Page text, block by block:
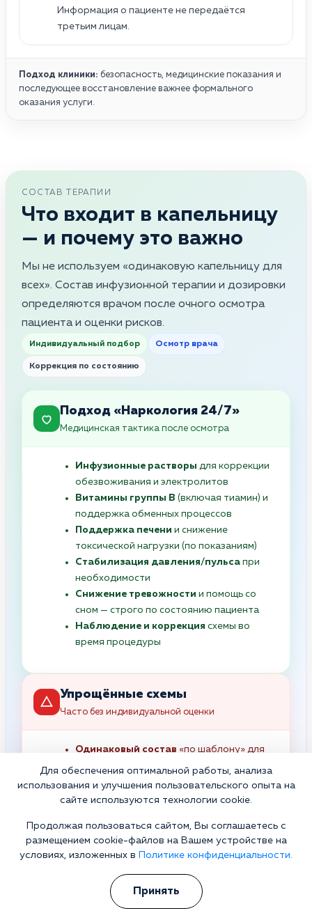
Информация о пациенте не передаётся
третьим лицам.
Подход клиники: безопасность, медицинские показания и
последующее восстановление важнее формального
оказания услуги.
СОСТАВ ТЕРАПИИ
Что входит в капельницу
— и почему это важно
Мы не используем «одинаковую капельницу для
всех». Состав инфузионной терапии и дозировки
определяются врачом после очного осмотра
пациента и оценки рисков.
Индивидуальный подбор Осмотр врача
Коррекция по состоянию
Подход «Наркология 24/7»
Медицинская тактика после осмотра
Инфузионные растворы для коррекции
обезвоживания и электролитов
Витамины группы B (включая тиамин) и
поддержка обменных процессов
Поддержка печени и снижение
токсической нагрузки (по показаниям)
Стабилизация давления/пульса при
необходимости
Снижение тревожности и помощь со
сном — строго по состоянию пациента
Наблюдение и коррекция схемы во
время процедуры
Упрощённые схемы
Часто без индивидуальной оценки
Одинаковый состав «по шаблону» для
Минимальная коррекция
обезвоживания без электролитного
Без учётахронических заболеваний и
рисков
Без корректировкитерапии по
состоянию во время процедуры
Фокус на “сделать капельницу”
клиническую картину
Для обеспечения оптимальной работы, анализа
использования и улучшения пользовательского опыта на
сайте используются технологии cookie.
Продолжая пользоваться сайтом, Вы соглашаетесь с
размещением cookie-файлов на Вашем устройстве на
условиях, изложенных в
Политике конфиденциальности.
Принять